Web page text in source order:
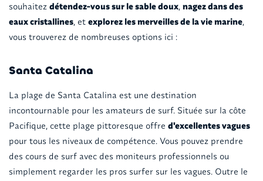
souhaitez détendez-vous sur le sable doux, nagez dans des
eaux cristallines, et explorez les merveilles de la vie marine,
vous trouverez de nombreuses options ici :
Santa Catalina
La plage de Santa Catalina est une destination
incontournable pour les amateurs de surf. Située sur la côte
Pacifique, cette plage pittoresque offre d'excellentes vagues
pour tous les niveaux de compétence. Vous pouvez prendre
des cours de surf avec des moniteurs professionnels ou
simplement regarder les pros surfer sur les vagues. Outre le